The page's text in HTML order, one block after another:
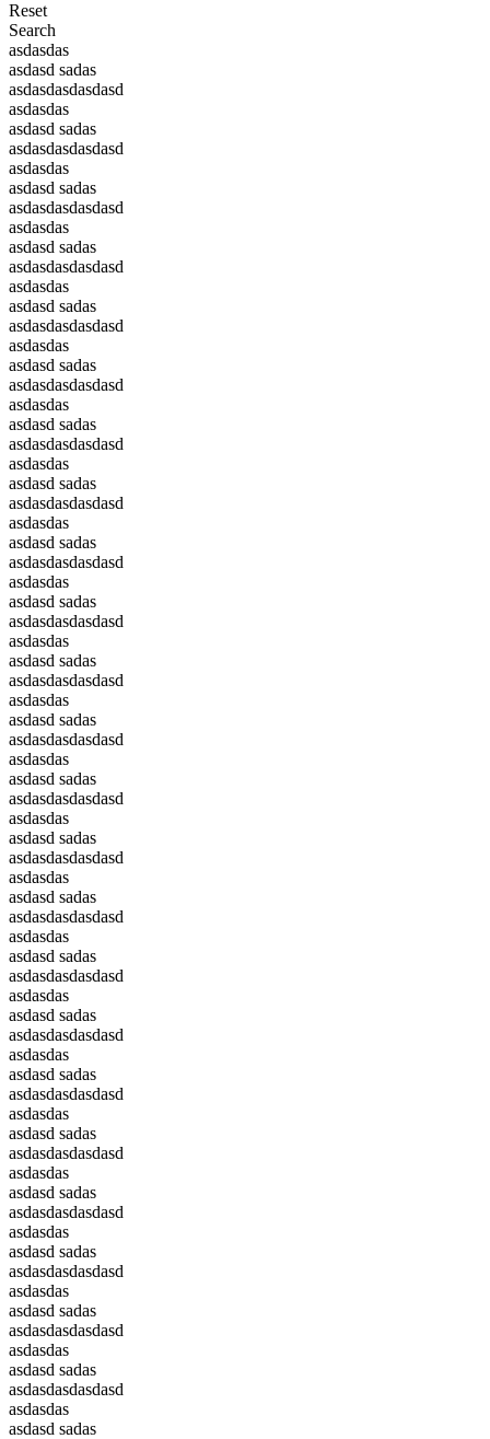
Reset
Search
asdasdas
asdasd sadas
asdasdasdasdasd
asdasdas
asdasd sadas
asdasdasdasdasd
asdasdas
asdasd sadas
asdasdasdasdasd
asdasdas
asdasd sadas
asdasdasdasdasd
asdasdas
asdasd sadas
asdasdasdasdasd
asdasdas
asdasd sadas
asdasdasdasdasd
asdasdas
asdasd sadas
asdasdasdasdasd
asdasdas
asdasd sadas
asdasdasdasdasd
asdasdas
asdasd sadas
asdasdasdasdasd
asdasdas
asdasd sadas
asdasdasdasdasd
asdasdas
asdasd sadas
asdasdasdasdasd
asdasdas
asdasd sadas
asdasdasdasdasd
asdasdas
asdasd sadas
asdasdasdasdasd
asdasdas
asdasd sadas
asdasdasdasdasd
asdasdas
asdasd sadas
asdasdasdasdasd
asdasdas
asdasd sadas
asdasdasdasdasd
asdasdas
asdasd sadas
asdasdasdasdasd
asdasdas
asdasd sadas
asdasdasdasdasd
asdasdas
asdasd sadas
asdasdasdasdasd
asdasdas
asdasd sadas
asdasdasdasdasd
asdasdas
asdasd sadas
asdasdasdasdasd
asdasdas
asdasd sadas
asdasdasdasdasd
asdasdas
asdasd sadas
asdasdasdasdasd
asdasdas
asdasd sadas